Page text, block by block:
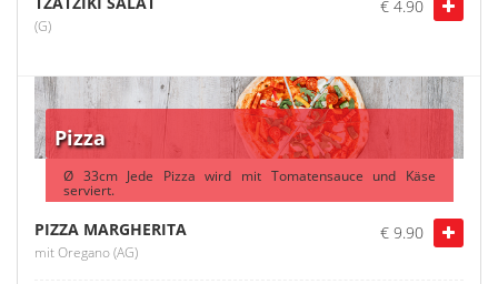
(G)
€ 4.90
Pizza
Ø 33cm Jede Pizza wird mit Tomatensauce und Käse
serviert.
PIZZA MARGHERITA
mit Oregano (AG)
€ 9.90